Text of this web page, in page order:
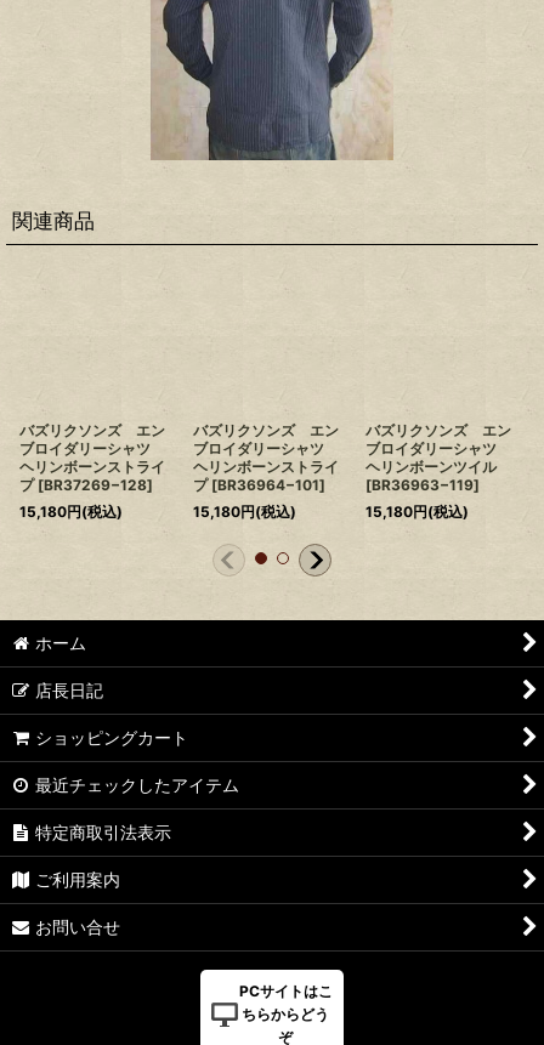
関連商品
バズリクソンズ エン
ブロイダリーシャツ
ヘリンボーンストライ
プ [BR37269−128]
15,180円(税込)
バズリクソンズ エン
ブロイダリーシャツ
ヘリンボーンストライ
プ [BR36964−101]
15,180円(税込)
バズリクソンズ エン
ブロイダリーシャツ
ヘリンボーンツイル
[BR36963−119]
15,180円(税込)
ホーム
店長日記
ショッピングカート
最近チェックしたアイテム
特定商取引法表示
ご利用案内
お問い合せ
PCサイトはこ
ちらからどう
ぞ